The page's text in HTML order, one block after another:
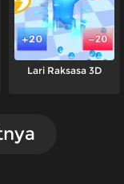
Lari Raksasa 3D